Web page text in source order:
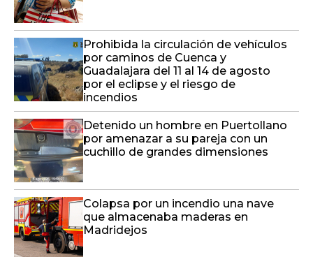
Prohibida la circulación de vehículos
por caminos de Cuenca y
Guadalajara del 11 al 14 de agosto
por el eclipse y el riesgo de
incendios
Detenido un hombre en Puertollano
por amenazar a su pareja con un
cuchillo de grandes dimensiones
Colapsa por un incendio una nave
que almacenaba maderas en
Madridejos